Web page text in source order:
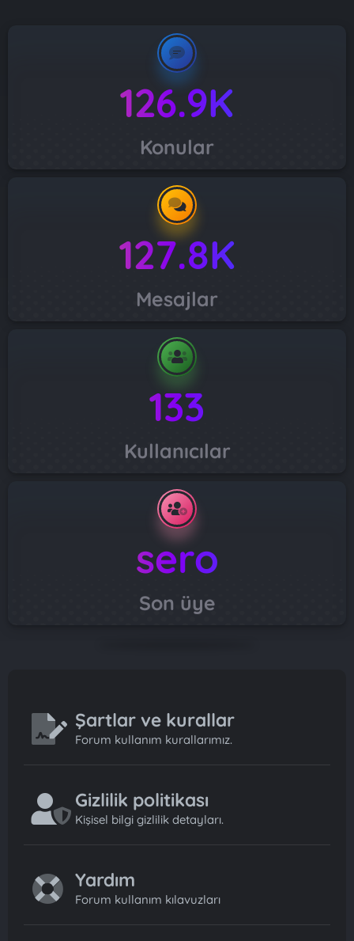
126.9K
Konular
127.8K
Mesajlar
133
Kullanıcılar
sero
Son üye
Şartlar ve kurallar
Forum kullanım kurallarımız.
Gizlilik politikası
Kişisel bilgi gizlilik detayları.
Yardım
Forum kullanım kılavuzları